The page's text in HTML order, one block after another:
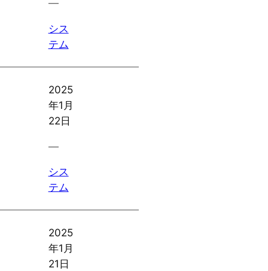
―
シス
テム
2025
年1月
22日
―
シス
テム
2025
年1月
21日